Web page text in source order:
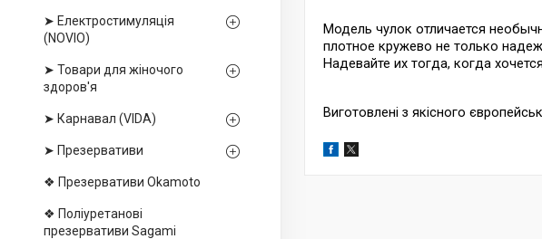
➤ Електростимуляція
(NOVIO)
➤ Товари для жіночого
здоров'я
➤ Карнавал (VIDA)
➤ Презервативи
❖ Презервативи Okamoto
❖ Поліуретанові
презервативи Sagami
Модель чулок отличается
плотное кружево не только
Надевайте их тогда, когда
Виготовлені з якісного